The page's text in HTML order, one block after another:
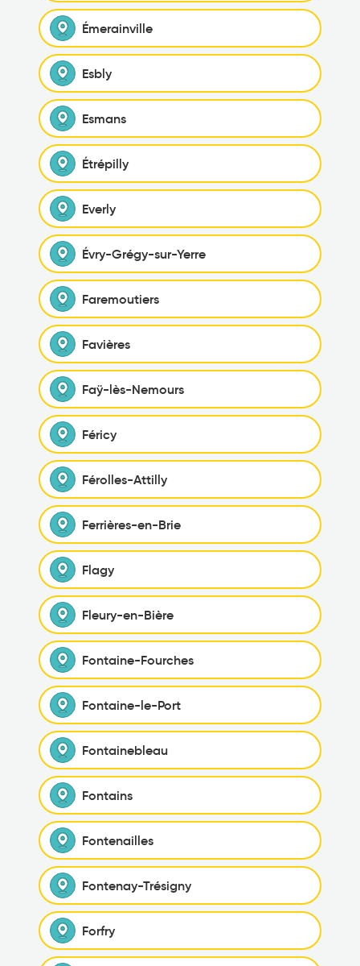
Émerainville
Esbly
Esmans
Étrépilly
Everly
Évry-Grégy-sur-Yerre
Faremoutiers
Favières
Faÿ-lès-Nemours
Féricy
Férolles-Attilly
Ferrières-en-Brie
Flagy
Fleury-en-Bière
Fontaine-Fourches
Fontaine-le-Port
Fontainebleau
Fontains
Fontenailles
Fontenay-Trésigny
Forfry